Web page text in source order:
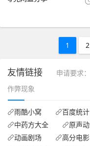
1 2
友情链接
申请要求
作弊现象
雨酷小窝 百度统计
中药方大全
原声
动画剧场
高分电影